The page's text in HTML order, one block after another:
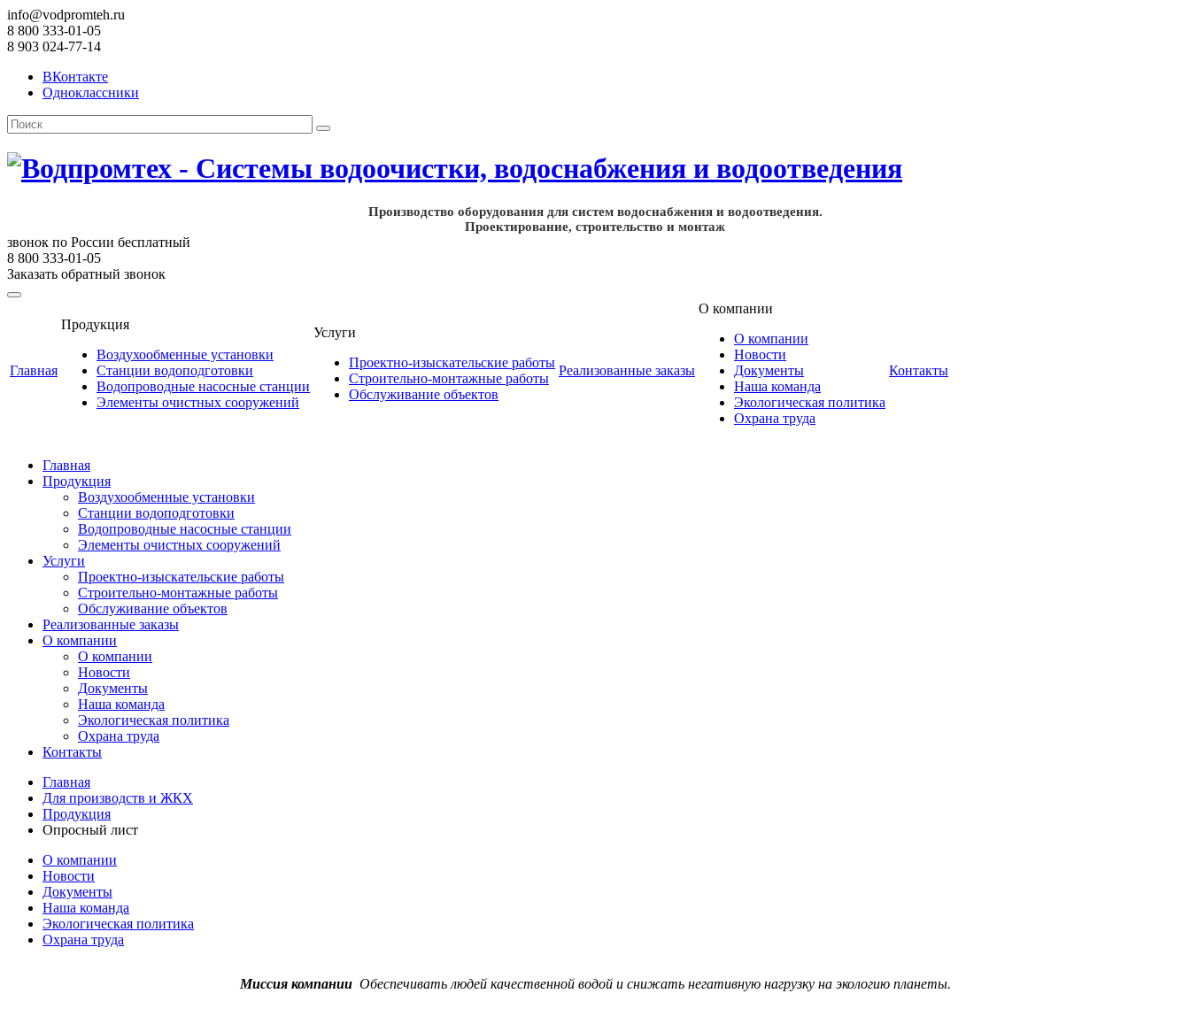
info@vodpromteh.ru
8 800 333-01-05
8 903 024-77-14
ВКонтакте
Одноклассники
Производство оборудования для систем водоснабжения и водоотведения.
Проектирование, строительство и монтаж
звонок по России бесплатный
8 800 333-01-05
Заказать обратный звонок
Главная
Продукция
Воздухообменные установки
Станции водоподготовки
Водопроводные насосные станции
Элементы очистных сооружений
Услуги
Проектно-изыскательские работы
Строительно-монтажные работы
Обслуживание объектов
Реализованные заказы
О компании
О компании
Новости
Документы
Наша команда
Экологическая политика
Охрана труда
Контакты
Главная
Продукция
Воздухообменные установки
Станции водоподготовки
Водопроводные насосные станции
Элементы очистных сооружений
Услуги
Проектно-изыскательские работы
Строительно-монтажные работы
Обслуживание объектов
Реализованные заказы
О компании
О компании
Новости
Документы
Наша команда
Экологическая политика
Охрана труда
Контакты
Главная
Для производств и ЖКХ
Продукция
Опросный лист
О компании
Новости
Документы
Наша команда
Экологическая политика
Охрана труда
Миссия компании Обеспечивать людей качественной водой и снижать негативную нагрузку на экологию планеты.